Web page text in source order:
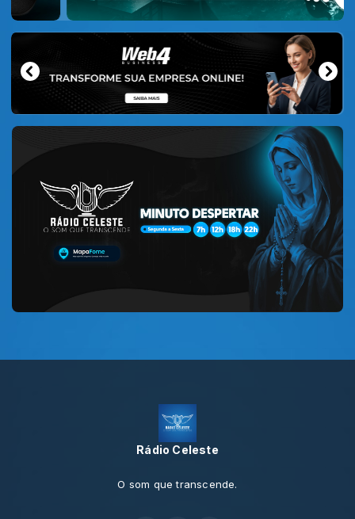
Rádio Celeste
O som que transcende.